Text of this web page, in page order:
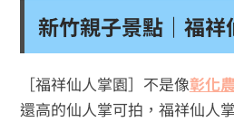
新竹親子景點｜福祥
［福祥仙人掌園］不是像彰化
還高的仙人掌可拍，福祥仙人